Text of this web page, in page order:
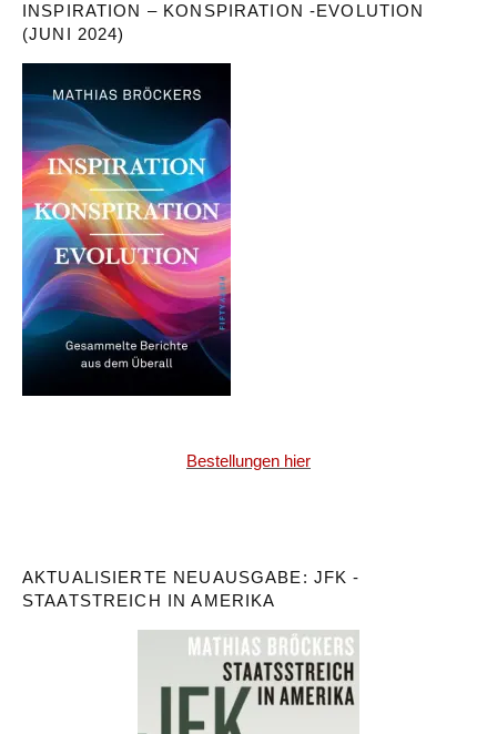
INSPIRATION – KONSPIRATION -EVOLUTION
(JUNI 2024)
Bestellungen hier
AKTUALISIERTE NEUAUSGABE: JFK -
STAATSTREICH IN AMERIKA